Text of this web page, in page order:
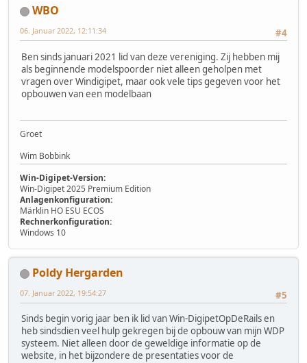
WBO
#4
06. Januar 2022, 12:11:34
Ben sinds januari 2021 lid van deze vereniging. Zij hebben mij
als beginnende modelspoorder niet alleen geholpen met
vragen over Windigipet, maar ook vele tips gegeven voor het
opbouwen van een modelbaan
Groet
Wim Bobbink
Win-Digipet-Version:
Win-Digipet 2025 Premium Edition
Anlagenkonfiguration:
Märklin HO ESU ECOS
Rechnerkonfiguration:
Windows 10
Poldy Hergarden
#5
07. Januar 2022, 19:54:27
Sinds begin vorig jaar ben ik lid van Win-DigipetOpDeRails en
heb sindsdien veel hulp gekregen bij de opbouw van mijn WDP
systeem. Niet alleen door de geweldige informatie op de
website, in het bijzondere de presentaties voor de